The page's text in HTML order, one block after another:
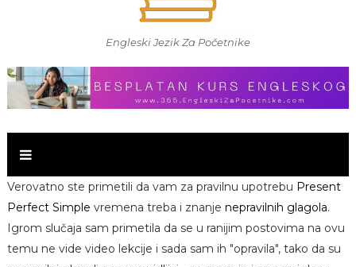
Engleski Jezik Za Početnike
Verovatno ste primetili da vam za pravilnu upotrebu Present
Perfect Simple vremena treba i znanje nepravilnih glagola.
Igrom slučaja sam primetila da se u ranijim postovima na ovu
temu ne vide video lekcije i sada sam ih "opravila", tako da su